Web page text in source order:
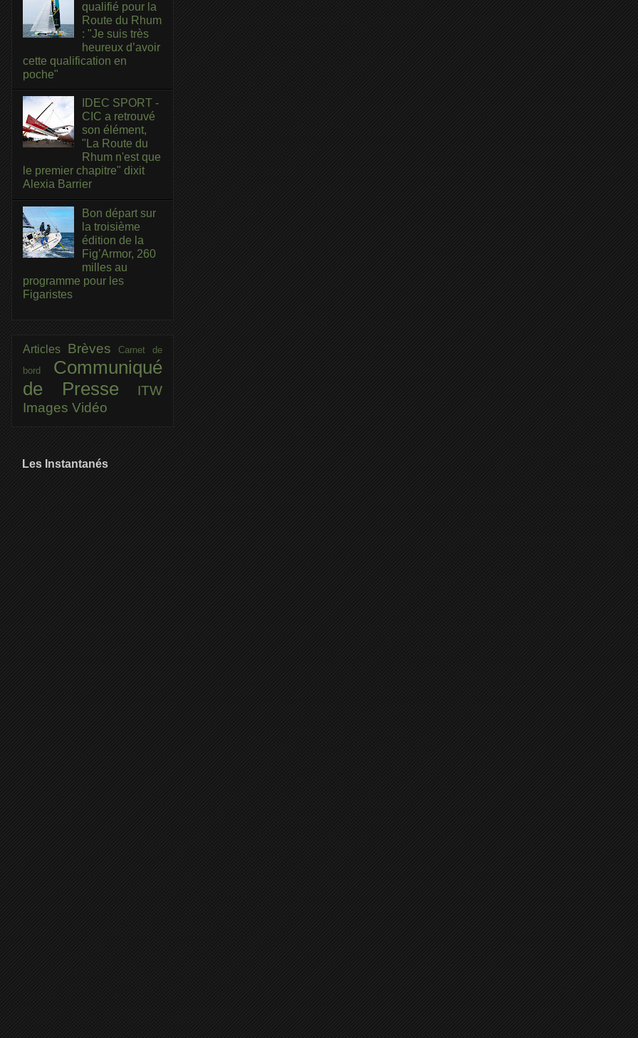
qualifié pour la
Route du Rhum
: "Je suis très
heureux d’avoir
cette qualification en
poche"
IDEC SPORT -
CIC a retrouvé
son élément,
"La Route du
Rhum n'est que
le premier chapitre" dixit
Alexia Barrier
Bon départ sur
la troisième
édition de la
Fig’Armor, 260
milles au
programme pour les
Figaristes
Articles BrèvesCarnet de
bord Communiqué
de Presse
ITW
Images Vidéo
Les Instantanés